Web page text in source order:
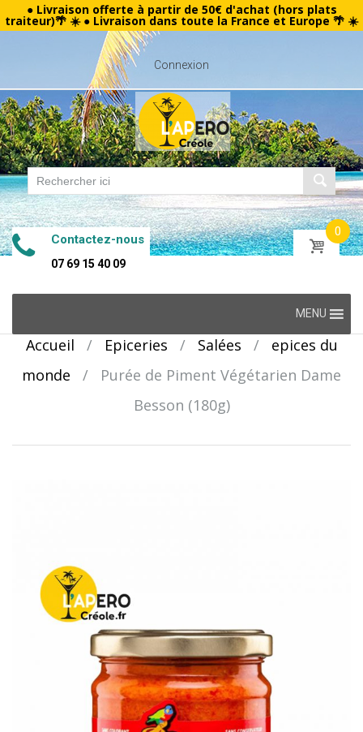
● Livraison offerte à partir de 50€ d'achat (hors plats
traiteur)🌴 ☀️ ● Livraison dans toute la France et Europe 🌴 ☀️
Connexion
Contactez-nous
07 69 15 40 09
0
content
MENU
Accueil / Epiceries / Salées /
epices du
monde
/
Purée de Piment Végétarien Dame
Besson (180g)